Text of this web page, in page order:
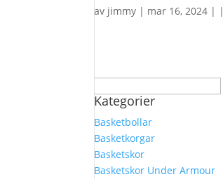
av jimmy | mar 16, 2024 | |
efter:
Kategorier
Basketbollar
Basketkorgar
Basketskor
Basketskor Under Armour